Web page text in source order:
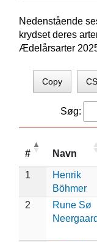
Nedenstående
krydset deres
Ædelårsarter
Copy
Søg:
# Navn
1
Henrik
Böhmer
2
Rune Sø
Neergaard